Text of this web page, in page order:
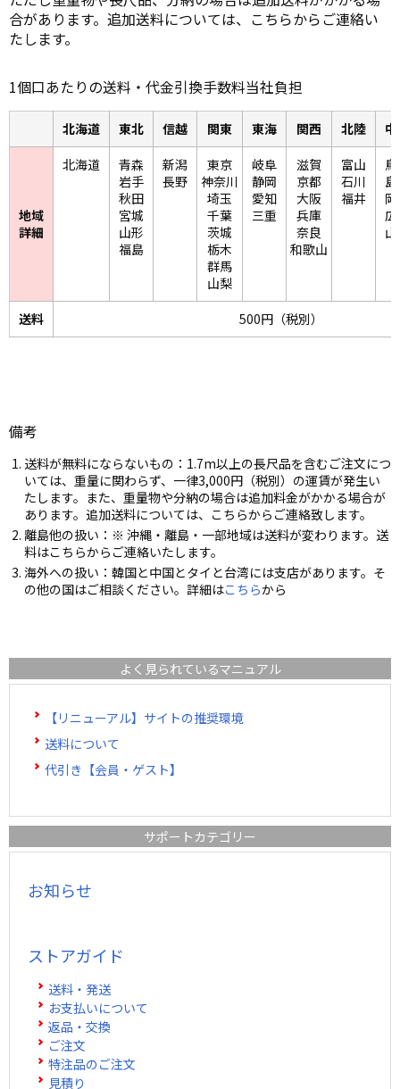
キースイッチ
キャスター・アジャスター・スライドレール・モ
ニターアーム
K・KC
断熱・ライト・ラック
FD・FE
合があります。追加送料については、こちらからご連絡い
たします。
1個口あたりの送料・代金引換手数料当社負担
北海道 東北 信越 関東 東海 関西 北陸
地域
詳細
北海道
青森
岩手
秋田
宮城
山形
福島
新潟
長野
東京
神奈川
埼玉
千葉
茨城
栃木
群馬
山梨
岐阜
静岡
愛知
三重
滋賀
京都
大阪
兵庫
奈良
和歌山
富山
石川
福井
送料 500円（税別）
備考
送料が無料にならないもの：1.7m以上の長尺品を含むご注文につ
いては、重量に関わらず、一律3,000円（税別）の運賃が発生い
たします。また、重量物や分納の場合は追加料金がかかる場合が
あります。追加送料については、こちらからご連絡致します。
離島他の扱い：※ 沖縄・離島・一部地域は送料が変わります。送
料はこちらからご連絡いたします。
海外への扱い：韓国と中国とタイと台湾には支店があります。そ
の他の国はご相談ください。詳細はこちらから
よく見られているマニュアル
【リニューアル】サイトの推奨環境
送料について
代引き【会員・ゲスト】
サポートカテゴリー
お知らせ
ストアガイド
送料・発送
お支払いについて
返品・交換
ご注文
特注品のご注文
見積り